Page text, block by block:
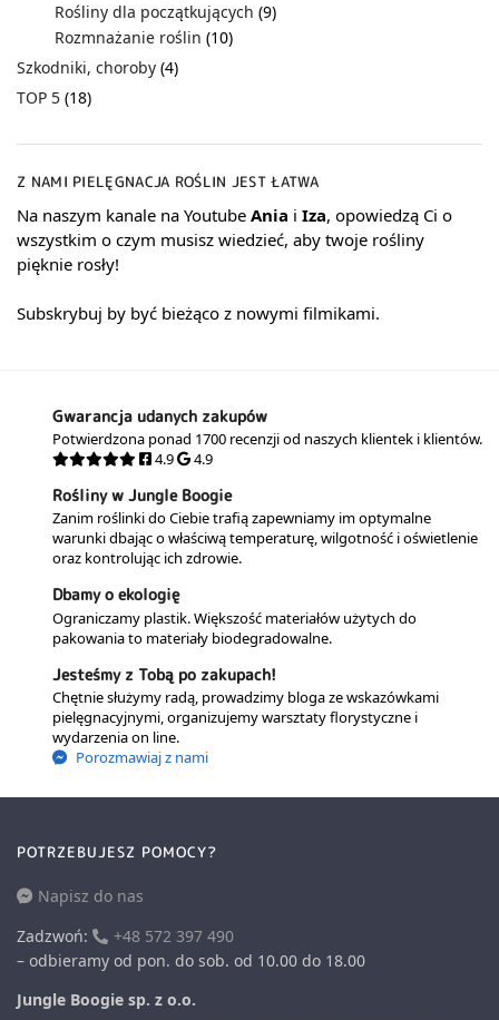
Rośliny dla początkujących (9)
Rozmnażanie roślin (10)
Szkodniki, choroby (4)
TOP 5 (18)
Z NAMI PIELĘGNACJA ROŚLIN JEST ŁATWA
Na naszym kanale na Youtube Ania i Iza, opowiedzą Ci o
wszystkim o czym musisz wiedzieć, aby twoje rośliny
pięknie rosły!
Subskrybuj by być bieżąco z nowymi filmikami.
Gwarancja udanych zakupów
Potwierdzona ponad 1700 recenzji od naszych klientek i klientów.
4.9
4.9
Rośliny w Jungle Boogie
Zanim roślinki do Ciebie trafią zapewniamy im optymalne
warunki dbając o właściwą temperaturę, wilgotność i oświetlenie
oraz kontrolując ich zdrowie.
Dbamy o ekologię
Ograniczamy plastik. Większość materiałów użytych do
pakowania to materiały biodegradowalne.
Jesteśmy z Tobą po zakupach!
Chętnie służymy radą, prowadzimy bloga ze wskazówkami
pielęgnacyjnymi, organizujemy warsztaty florystyczne i
wydarzenia on line.
Porozmawiaj z nami
POTRZEBUJESZ POMOCY?
Napisz do nas
Zadzwoń:
+48 572 397 490
– odbieramy od pon. do sob. od 10.00 do 18.00
Jungle Boogie sp. z o.o.